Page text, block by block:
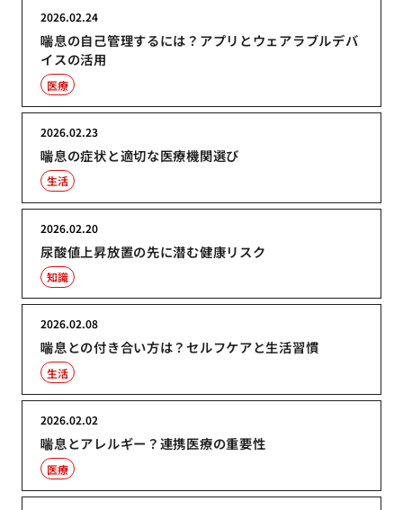
喘息の自己管理するには？アプリとウェアラブルデバ
イスの活用
2026.02.24
医療
喘息の症状と適切な医療機関選び
2026.02.23
生活
尿酸値上昇放置の先に潜む健康リスク
2026.02.20
知識
喘息との付き合い方は？セルフケアと生活習慣
2026.02.08
生活
喘息とアレルギー？連携医療の重要性
2026.02.02
医療